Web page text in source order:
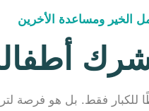
الخير ومساعدة الأخرين
للكبار فقط. بل هو فرصة